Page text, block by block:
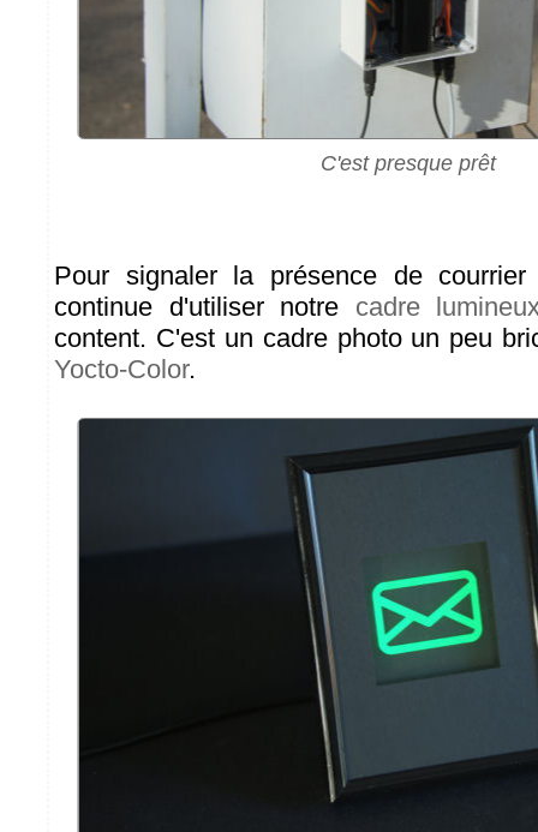
C'est presque prêt
Pour signaler la présence de
continue d'utiliser notre cadre
content. C'est un cadre photo un peu
Yocto-Color.